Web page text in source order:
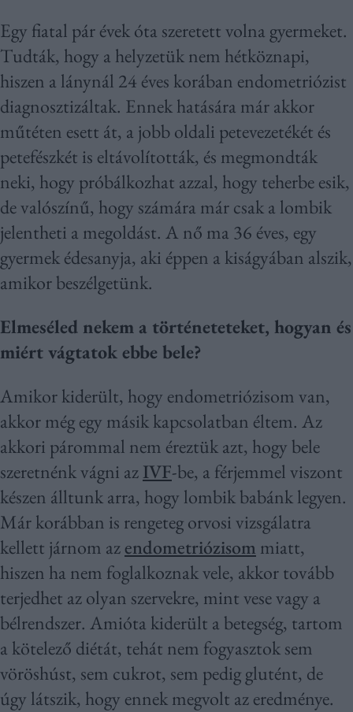
Egy fiatal pár évek óta szeretett volna gyermeket.
Tudták, hogy a helyzetük nem hétköznapi,
hiszen a lánynál 24 éves korában endometriózist
diagnosztizáltak. Ennek hatására már akkor
műtéten esett át, a jobb oldali petevezetékét és
petefészkét is eltávolították, és megmondták
neki, hogy próbálkozhat azzal, hogy teherbe esik,
de valószínű, hogy számára már csak a lombik
jelentheti a megoldást. A nő ma 36 éves, egy
gyermek édesanyja, aki éppen a kiságyában alszik,
amikor beszélgetünk.
Elmeséled nekem a történeteteket, hogyan és
miért vágtatok ebbe bele?
Amikor kiderült, hogy endometriózisom van,
akkor még egy másik kapcsolatban éltem. Az
akkori párommal nem éreztük azt, hogy bele
szeretnénk vágni azIVF-be, a férjemmel viszont
készen álltunk arra, hogy lombik babánk legyen.
Már korábban is rengeteg orvosi vizsgálatra
kellett járnom azendometriózisom miatt,
hiszen ha nem foglalkoznak vele, akkor tovább
terjedhet az olyan szervekre, mint vese vagy a
bélrendszer. Amióta kiderült a betegség, tartom
a kötelező diétát, tehát nem fogyasztok sem
vöröshúst, sem cukrot, sem pedig glutént, de
úgy látszik, hogy ennek megvolt az eredménye.